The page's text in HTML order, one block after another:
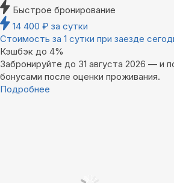
Быстрое бронирование
14 400 ₽ за сутки
Стоимость за 1 сутки при заезде
Кэшбэк до 4%
Забронируйте до 31 августа 2026 — и
бонусами после оценки проживания.
Подробнее